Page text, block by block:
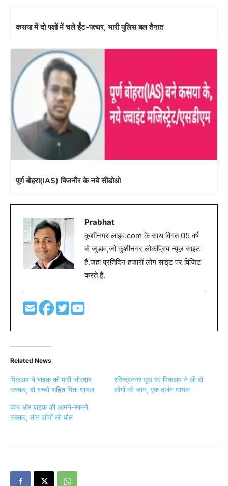
कसया में दो पक्षों में चले ईंट-पत्थर, भारी पुलिस बल तैनात
पूर्ण बोहरा(IAS) बिजनौर के नये सीडोओ
Prabhat
कुशीनगर लाइव.com के साथ विगत 05 वर्ष
से जुडाव,जो कुशीनगर लोकप्रिय न्यूज़ साइट
है.जहा प्रतिदिन हजारों लोग साइट पर विजिट
करते है.
Related News
पिकअप ने बाइक को मारी जोरदार
टक्कर, दो बच्चों सहित पिता घायल
रविन्द्रनगर धूस पर पिकअप ने ली दो
लोगों की जान, एक दर्जन घायल
कार और बाइक की आमने-सामने
टक्कर, तीन लोगों की मौत